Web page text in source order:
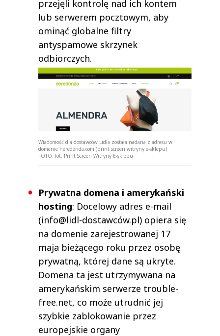
przejęli kontrolę nad ich kontem
lub serwerem pocztowym, aby
ominąć globalne filtry
antyspamowe skrzynek
odbiorczych.
Wiadomość dla dostawców Lidla została nadana z adresu w
domenie neredenda.com (print screen witryny e-sklepu)
FOTO: fot. Print Screen Witryny E-sklepu
Prywatna domena i amerykański
hosting: Docelowy adres e-mail
(info@lidl-dostawców.pl) opiera się
na domenie zarejestrowanej 17
maja bieżącego roku przez osobę
prywatną, której dane są ukryte.
Domena ta jest utrzymywana na
amerykańskim serwerze trouble-
free.net, co może utrudnić jej
szybkie zablokowanie przez
europejskie organy